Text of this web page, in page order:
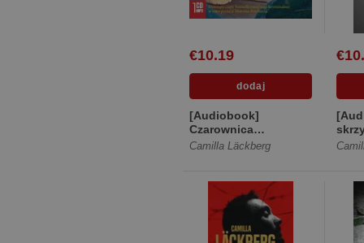
€10.19
[Audiobook]
Czarownica
[Digipack]
Camilla Läckberg